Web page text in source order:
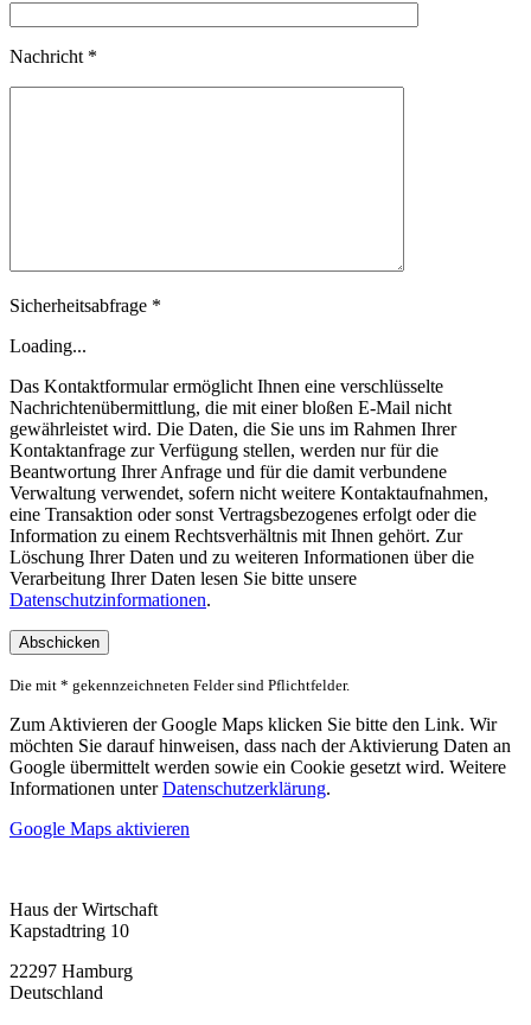
Nachricht *
Sicherheitsabfrage *
Loading...
Das Kontaktformular ermöglicht Ihnen eine verschlüsselte
Nachrichtenübermittlung, die mit einer bloßen E-Mail nicht
gewährleistet wird. Die Daten, die Sie uns im Rahmen Ihrer
Kontaktanfrage zur Verfügung stellen, werden nur für die
Beantwortung Ihrer Anfrage und für die damit verbundene
Verwaltung verwendet, sofern nicht weitere Kontaktaufnahmen,
eine Transaktion oder sonst Vertragsbezogenes erfolgt oder die
Information zu einem Rechtsverhältnis mit Ihnen gehört. Zur
Löschung Ihrer Daten und zu weiteren Informationen über die
Verarbeitung Ihrer Daten lesen Sie bitte unsere
Datenschutzinformationen.
Die mit * gekennzeichneten Felder sind Pflichtfelder.
Zum Aktivieren der Google Maps klicken Sie bitte den Link. Wir
möchten Sie darauf hinweisen, dass nach der Aktivierung Daten an
Google übermittelt werden sowie ein Cookie gesetzt wird. Weitere
Informationen unterDatenschutzerklärung.
Google Maps aktivieren
Haus der Wirtschaft
Kapstadtring 10
22297 Hamburg
Deutschland